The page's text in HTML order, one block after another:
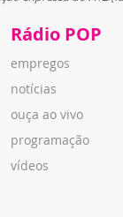
Rádio POP
empregos
notícias
ouça ao vivo
programação
vídeos